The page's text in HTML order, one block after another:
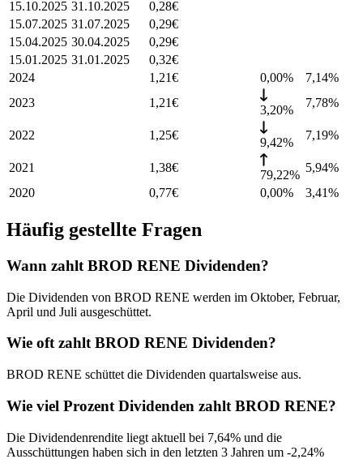
15.10.2025 31.10.2025 0,28€
15.07.2025 31.07.2025 0,29€
15.04.2025 30.04.2025 0,29€
15.01.2025 31.01.2025 0,32€
2024
1,21€ 0,00% 7,14%
2023
1,21€
3,20%
7,78%
2022 1,25€
9,42%
7,19%
2021 1,38€
79,22%
5,94%
2020
0,77€ 0,00% 3,41%
Häufig gestellte Fragen
Wann zahlt BROD RENE Dividenden?
Die Dividenden von BROD RENE werden im Oktober, Februar,
April und Juli ausgeschüttet.
Wie oft zahlt BROD RENE Dividenden?
BROD RENE schüttet die Dividenden quartalsweise aus.
Wie viel Prozent Dividenden zahlt BROD RENE?
Die Dividendenrendite liegt aktuell bei 7,64% und die
Ausschüttungen haben sich in den letzten 3 Jahren um -2,24%